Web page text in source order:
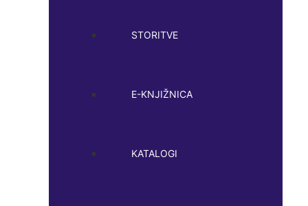
STORITVE
E-KNJIŽNICA
KATALOGI